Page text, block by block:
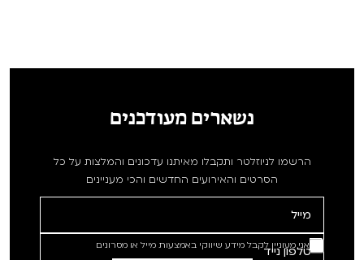
נשארים מעודכנים
הרשמו לניוזלטר ותקבלו מאיתנו עדכונים והמלצות על כל
הסרטים והאירועים החדשים והכי מעניינים
אני מעוניין לקבל מידע שיווקי באמצעות מייל או מסרונים